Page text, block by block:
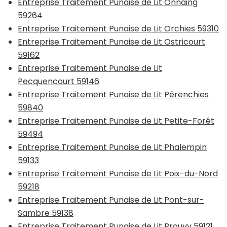
59264
Entreprise Traitement Punaise de Lit Orchies 59310
Entreprise Traitement Punaise de Lit Ostricourt
59162
Entreprise Traitement Punaise de Lit
Pecquencourt 59146
Entreprise Traitement Punaise de Lit Pérenchies
59840
Entreprise Traitement Punaise de Lit Petite-Forêt
59494
Entreprise Traitement Punaise de Lit Phalempin
59133
Entreprise Traitement Punaise de Lit Poix-du-Nord
59218
Entreprise Traitement Punaise de Lit Pont-sur-
Sambre 59138